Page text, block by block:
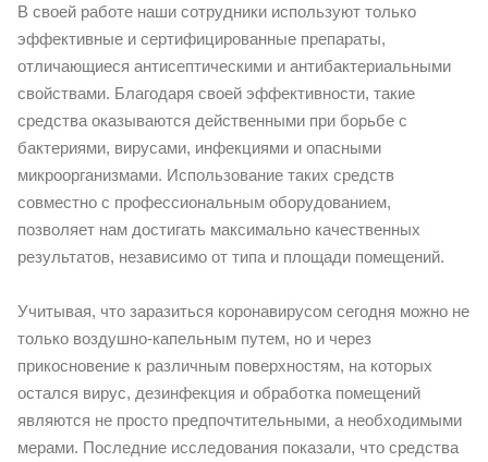
В своей работе наши сотрудники используют только
эффективные и сертифицированные препараты,
отличающиеся антисептическими и антибактериальными
свойствами. Благодаря своей эффективности, такие
средства оказываются действенными при борьбе с
бактериями, вирусами, инфекциями и опасными
микроорганизмами. Использование таких средств
совместно с профессиональным оборудованием,
позволяет нам достигать максимально качественных
результатов, независимо от типа и площади помещений.
Учитывая, что заразиться коронавирусом сегодня можно не
только воздушно-капельным путем, но и через
прикосновение к различным поверхностям, на которых
остался вирус, дезинфекция и обработка помещений
являются не просто предпочтительными, а необходимыми
мерами. Последние исследования показали, что средства